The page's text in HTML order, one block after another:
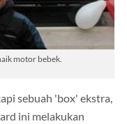
motor bebek.
sebuah 'box' ekstra,
ini melakukan